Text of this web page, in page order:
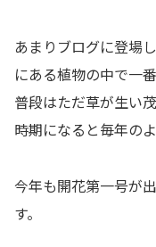
あまりブログに登場
にある植物の中で一
普段はただ草が生い
時期になると毎年の
今年も開花第一号が
す。